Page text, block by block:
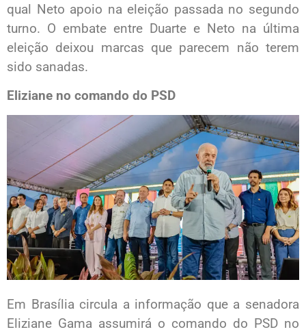
qual Neto apoio na eleição passada no segundo
turno. O embate entre Duarte e Neto na última
eleição deixou marcas que parecem não terem
sido sanadas.
Eliziane no comando do PSD
Em Brasília circula a informação que a senadora
Eliziane Gama assumirá o comando do PSD no